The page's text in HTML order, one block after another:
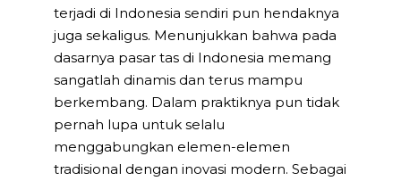
terjadi di Indonesia sendiri pun hendaknya
juga sekaligus. Menunjukkan bahwa pada
dasarnya pasar tas di Indonesia memang
sangatlah dinamis dan terus mampu
berkembang. Dalam praktiknya pun tidak
pernah lupa untuk selalu
menggabungkan elemen-elemen
tradisional dengan inovasi modern. Sebagai